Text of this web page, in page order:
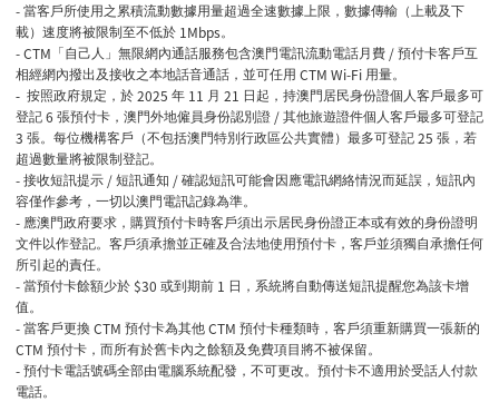
- 當客戶所使用之累積流動數據用量超過全速數據上限，數據傳輸（上載及下
載）速度將被限制至不低於 1Mbps。
- CTM 「自己人」無限網內通話服務包含澳門電訊流動電話月費 / 預付卡客戶互
相經網內撥出及接收之本地話音通話，並可任用 CTM Wi-Fi 用量。
- 按照政府規定，於 2025 年 11 月 21 日起，持澳門居民身份證個人客戶最多可
登記 6 張預付卡，澳門外地僱員身份認別證 / 其他旅遊證件個人客戶最多可登記
3 張。每位機構客戶（不包括澳門特別行政區公共實體）最多可登記 25 張，若
超過數量將被限制登記。
- 接收短訊提示 / 短訊通知 / 確認短訊可能會因應電訊網絡情況而延誤，短訊內
容僅作參考，一切以澳門電訊記錄為準。
- 應澳門政府要求，購買預付卡時客戶須出示居民身份證正本或有效的身份證明
文件以作登記。客戶須承擔並正確及合法地使用預付卡，客戶並須獨自承擔任何
所引起的責任。
- 當預付卡餘額少於 $30 或到期前 1 日，系統將自動傳送短訊提醒您為該卡增
值。
- 當客戶更換 CTM 預付卡為其他 CTM 預付卡種類時，客戶須重新購買一張新的
CTM 預付卡，而所有於舊卡內之餘額及免費項目將不被保留。
- 預付卡電話號碼全部由電腦系統配發，不可更改。預付卡不適用於受話人付款
電話。